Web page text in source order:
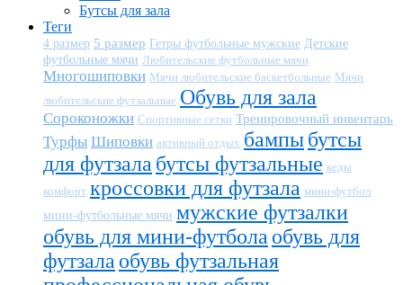
Бутсы для зала
Теги
4 размер 5 размер Гетры футбольные мужские Детские
футбольные мячи Любительские футбольные мячи
Многошиповки Мячи любительские баскетбольные Мячи
любительские футзальные Обувь для зала
Сороконожки Спортивные сетки Тренировочный инвентарь
Турфы Шиповки активный отдых бампыбутсы
для футзала бутсы футзальные кеды
комфорт кроссовки для футзала мини-футбол
мини-футбольные мячи мужские футзалки
обувь для мини-футбола обувь для
футзала обувь футзальная